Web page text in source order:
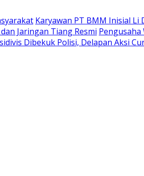
Karyawan PT BMM Inisial Li
Jaringan Tiang Resmi Pengusaha
Dibekuk Polisi, Delapan Aksi